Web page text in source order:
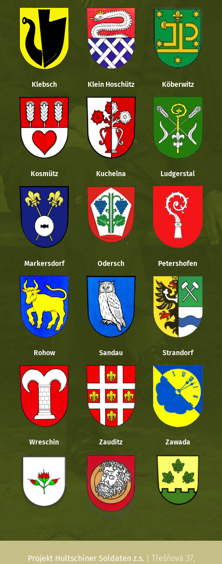
Klebsch Klein Hoschütz Köberwitz
Kosmütz Kuchelna Ludgerstal
Markersdorf Odersch Petershofen
Rohow Sandau Strandorf
Wreschin Zauditz Zawada
Projekt Hultschiner Soldaten z.s. | Třešňová 37,